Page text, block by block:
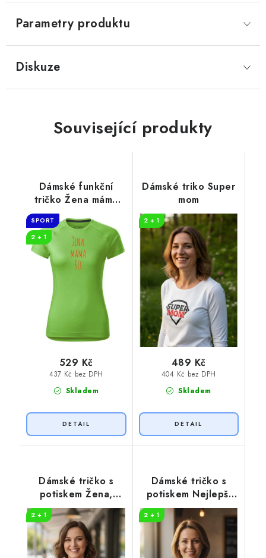
Parametry produktu
Diskuze
Související produkty
Dámské funkční
tričko Žena máma
SPORT
2 + 1
Skladem
437 Kč bez DPH
529 Kč
Dámské triko Super
mom
2 + 1
Skladem
404 Kč bez DPH
489 Kč
Dámské tričko s
potiskem Žena,
máma, šéf
2 + 1
Dámské tričko s
potiskem Nejlepší
máma
2 + 1